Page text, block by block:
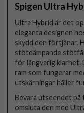
Spigen Ultra
Ultra Hybrid är det
eleganta designen
skydd den förtjänar.
stötdämpande
för långvarig klarhet.
ram som fungerar
utskärningar håller
Bevara utseendet
omsluta den med